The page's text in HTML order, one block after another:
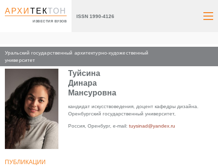
АРХИТЕКТОН
ИЗВЕСТИЯ ВУЗОВ
ISSN 1990-4126
Уральский государственный архитектурно-художественный
университет
Главная
Туйсина
Динара
Мансуровна
кандидат искусствоведения, доцент кафедры дизайна.
Оренбургский государственный университет,
Россия, Оренбург, e-mail: tuysinad@yandex.ru
ПУБЛИКАЦИИ